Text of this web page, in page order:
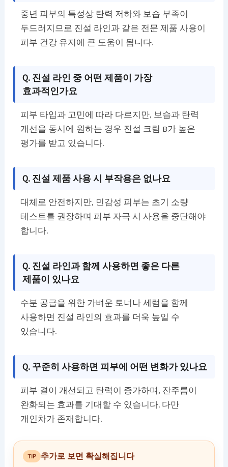
중년 피부의 특성상 탄력 저하와 보습 부족이
두드러지므로 진설 라인과 같은 전문 제품 사용이
피부 건강 유지에 큰 도움이 됩니다.
Q. 진설 라인 중 어떤 제품이 가장
효과적인가요
피부 타입과 고민에 따라 다르지만, 보습과 탄력
개선을 동시에 원하는 경우 진설 크림 B가 높은
평가를 받고 있습니다.
Q. 진설 제품 사용 시 부작용은 없나요
대체로 안전하지만, 민감성 피부는 초기 소량
테스트를 권장하며 피부 자극 시 사용을 중단해야
합니다.
Q. 진설 라인과 함께 사용하면 좋은 다른
제품이 있나요
수분 공급을 위한 가벼운 토너나 세럼을 함께
사용하면 진설 라인의 효과를 더욱 높일 수
있습니다.
Q. 꾸준히 사용하면 피부에 어떤 변화가 있나요
피부 결이 개선되고 탄력이 증가하며, 잔주름이
완화되는 효과를 기대할 수 있습니다. 다만
개인차가 존재합니다.
TIP 추가로 보면 확실해집니다